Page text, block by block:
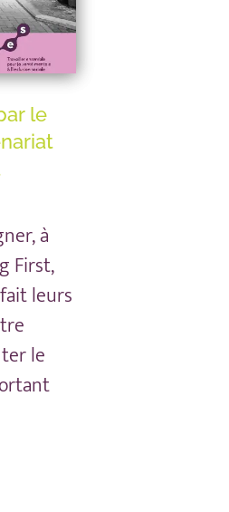
le
à
First,
leurs
le